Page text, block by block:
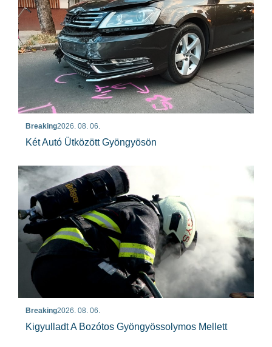
Breaking2026. 08. 06.
Két Autó Ütközött Gyöngyösön
Breaking2026. 08. 06.
Kigyulladt A Bozótos Gyöngyössolymos Mellett